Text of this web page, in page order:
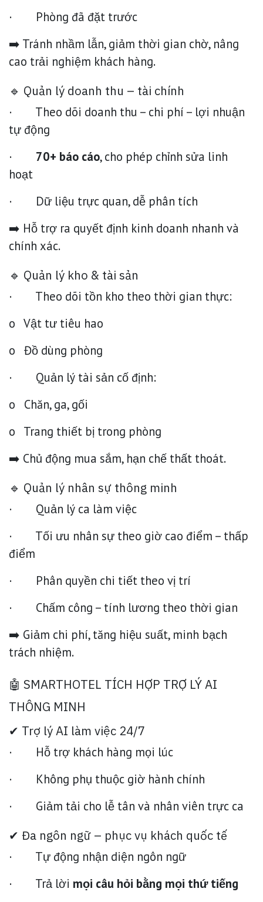
· Phòng đã đặt trước
➡️ Tránh nhầm lẫn, giảm thời gian chờ, nâng
cao trải nghiệm khách hàng.
🔹 Quản lý doanh thu – tài chính
· Theo dõi doanh thu – chi phí – lợi nhuận
tự động
· 70+ báo cáo, cho phép chỉnh sửa linh
hoạt
· Dữ liệu trực quan, dễ phân tích
➡️ Hỗ trợ ra quyết định kinh doanh nhanh và
chính xác.
🔹 Quản lý kho & tài sản
· Theo dõi tồn kho theo thời gian thực:
o Vật tư tiêu hao
o Đồ dùng phòng
· Quản lý tài sản cố định:
o Chăn, ga, gối
o Trang thiết bị trong phòng
➡️ Chủ động mua sắm, hạn chế thất thoát.
🔹 Quản lý nhân sự thông minh
· Quản lý ca làm việc
· Tối ưu nhân sự theo giờ cao điểm – thấp
điểm
· Phân quyền chi tiết theo vị trí
· Chấm công – tính lương theo thời gian
➡️ Giảm chi phí, tăng hiệu suất, minh bạch
trách nhiệm.
🤖 SMARTHOTEL TÍCH HỢP TRỢ LÝ AI
THÔNG MINH
✔ Trợ lý AI làm việc 24/7
· Hỗ trợ khách hàng mọi lúc
· Không phụ thuộc giờ hành chính
· Giảm tải cho lễ tân và nhân viên trực ca
✔ Đa ngôn ngữ – phục vụ khách quốc tế
· Tự động nhận diện ngôn ngữ
· Trả lời mọi câu hỏi bằng mọi thứ tiếng